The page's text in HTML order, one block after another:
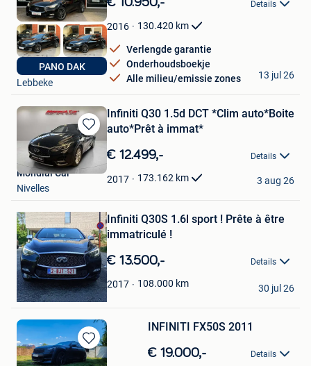
Mijn
Favorieten
PANO DAK
Details
2016 130.420 km
Verlengde garantie
Onderhoudsboekje
Alle milieu/emissie zones
DZ CARS LEBBEKE
Lebbeke
13 jul 26
Bewaren
in
Mijn
Favorieten
Infiniti Q30 1.5d DCT *Clim auto*Boite
auto*Prêt à immat*
€ 12.499,- Details
2017 173.162 km
Mondial Car
Nivelles
3 aug 26
in
Mijn
Favorieten
Infiniti Q30S 1.6l sport ! Prête à être
immatriculé !
€ 13.500,- Details
2017 108.000 km
Redouan
Koekelberg
30 jul 26
Bewaren
in
INFINITI FX50S 2011
€ 19.000,- Details